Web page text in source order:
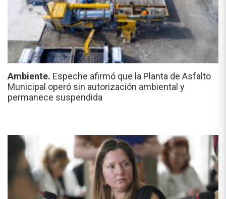
Ambiente. Espeche afirmó que la Planta de Asfalto
Municipal operó sin autorización ambiental y
permanece suspendida